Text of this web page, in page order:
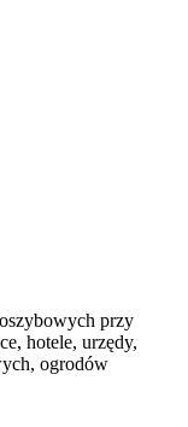
przy
hotele, urzędy,
ogrodów